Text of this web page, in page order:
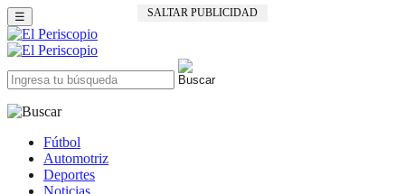
SALTAR PUBLICIDAD
☰
Fútbol
Automotriz
Deportes
Noticias